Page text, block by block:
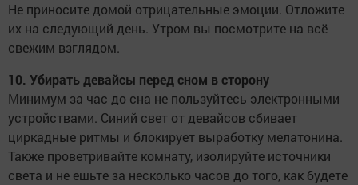
Не приносите домой отрицательные эмоции. Отложите
их на следующий день. Утром вы посмотрите на всё
свежим взглядом.
10. Убирать девайсы перед сном в сторону
Минимум за час до сна не пользуйтесь электронными
устройствами. Синий свет от девайсов сбивает
циркадные ритмы и блокирует выработку мелатонина.
Также проветривайте комнату, изолируйте источники
света и не ешьте за несколько часов до того, как будете